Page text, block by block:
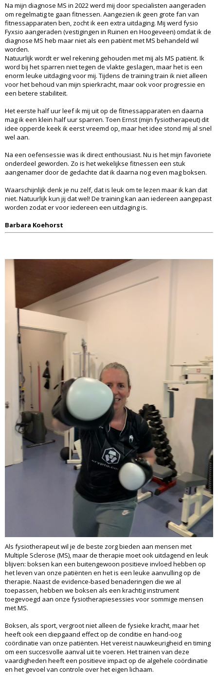
Na mijn diagnose MS in 2022 werd mij door specialisten aangeraden
om regelmatig te gaan fitnessen. Aangezien ik geen grote fan van
fitnessapparaten ben, zocht ik een extra uitdaging. Mij werd fysio
Fyxsio aangeraden (vestigingen in Ruinen en Hoogeveen) omdat ik de
diagnose MS heb maar niet als een patiënt met MS behandeld wil
worden.
Natuurlijk wordt er wel rekening gehouden met mij als MS patiënt. Ik
word bij het sparren niet tegen de vlakte geslagen, maar het is een
enorm leuke uitdaging voor mij. Tijdens de training train ik niet alleen
voor het behoud van mijn spierkracht, maar ook voor progressie en
een betere stabiliteit.
Het eerste half uur leef ik mij uit op de fitnessapparaten en daarna
mag ik een klein half uur sparren. Toen Ernst (mijn fysiotherapeut) dit
idee opperde keek ik eerst vreemd op, maar het idee stond mij al snel
wel aan.
Na een oefensessie was ik direct enthousiast. Nu is het mijn favoriete
onderdeel geworden. Zo is het wekelijkse fitnessen een stuk
aangenamer door de gedachte dat ik daarna nog even mag boksen.
Waarschijnlijk denk je nu zelf, dat is leuk om te lezen maar ik kan dat
niet. Natuurlijk kun jij dat wel! De training kan aan iedereen aangepast
worden zodat er voor iedereen een uitdaging is.
Barbara Koehorst
Als fysiotherapeut wil je de beste zorg bieden aan mensen met
Multiple Sclerose (MS), maar de therapie moet ook uitdagend en leuk
blijven: boksen kan een buitengewoon positieve invloed hebben op
het leven van onze patiënten en het is een leuke aanvulling op de
therapie. Naast de evidence-based benaderingen die we al
toepassen, hebben we boksen als een krachtig instrument
toegevoegd aan onze fysiotherapiesessies voor sommige mensen
met MS.
Boksen, als sport, vergroot niet alleen de fysieke kracht, maar het
heeft ook een diepgaand effect op de conditie en hand-oog
coördinatie van onze patiënten. Het vereist nauwkeurigheid en timing
om een succesvolle aanval uit te voeren. Het trainen van deze
vaardigheden heeft een positieve impact op de algehele coördinatie
en het gevoel van controle over het eigen lichaam.